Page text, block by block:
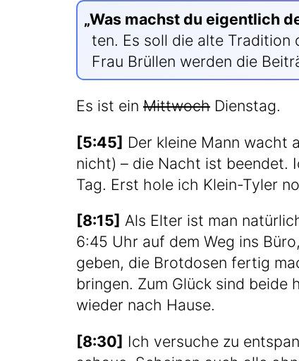
„Was machst du eigent­lich
ten. Es soll die alte Tra­di­ti­on
Frau Brül­len wer­den die
Es ist ein Mitt­woch Dienstag.
[5:45] Der klei­ne Mann wacht
nicht) – die Nacht ist been­det.
Tag. Erst hole ich Klein-Tyler
[8:15] Als Elter ist man
6:45 Uhr auf dem Weg ins
geben, die Brot­do­sen fer­tig
brin­gen. Zum Glück sind
wie­der nach Hause.
[8:30] Ich ver­su­che zu